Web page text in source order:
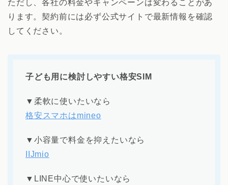
ただし、各社の料金やキャンペーンは変わることがあ
ります。契約前には必ず公式サイトで最新情報を確認
してください。
子ども用に検討しやすい格安SIM
▼柔軟に使いたいなら
格安スマホはmineo
▼小容量で料金を抑えたいなら
IIJmio
▼LINE中心で使いたいなら